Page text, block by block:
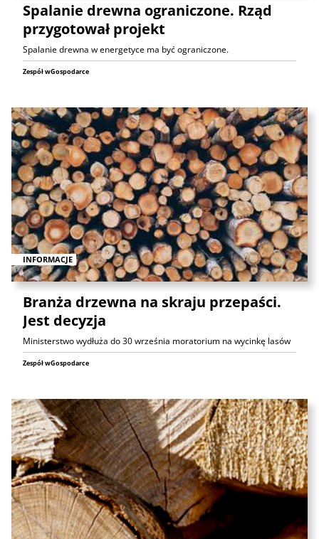
Spalanie drewna ograniczone. Rząd
przygotował projekt
Spalanie drewna w energetyce ma być ograniczone.
Zespół wGospodarce
INFORMACJE
Branża drzewna na skraju przepaści.
Jest decyzja
Ministerstwo wydłuża do 30 września moratorium na wycinkę lasów
Zespół wGospodarce